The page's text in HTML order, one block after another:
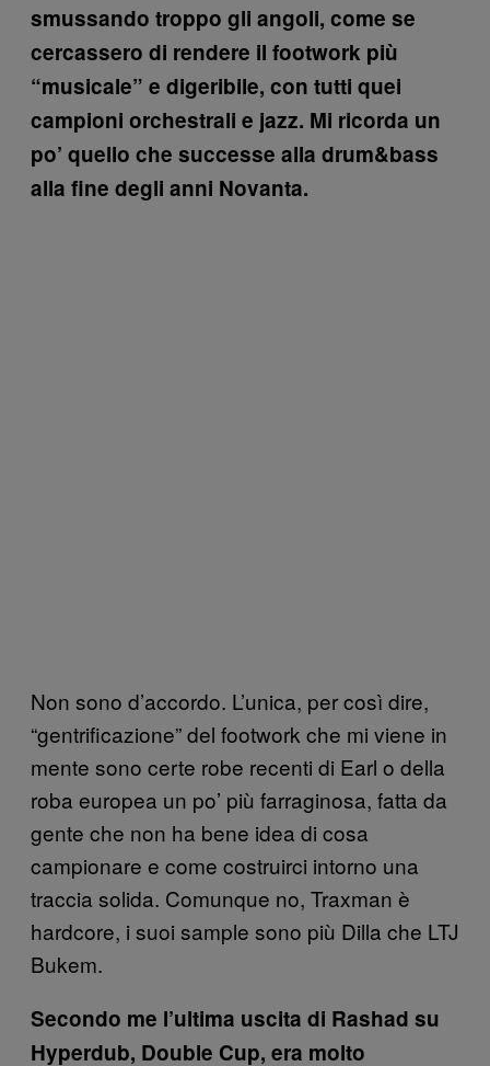
smussando troppo gli angoli, come se
cercassero di rendere il footwork più
“musicale” e digeribile, con tutti quei
campioni orchestrali e jazz. Mi ricorda un
po’ quello che successe alla drum&bass
alla fine degli anni Novanta.
Non sono d’accordo. L’unica, per così dire,
“gentrificazione” del footwork che mi viene in
mente sono certe robe recenti di Earl o della
roba europea un po’ più farraginosa, fatta da
gente che non ha bene idea di cosa
campionare e come costruirci intorno una
traccia solida. Comunque no, Traxman è
hardcore, i suoi sample sono più Dilla che LTJ
Bukem.
Secondo me l’ultima uscita di Rashad su
Hyperdub, Double Cup, era molto